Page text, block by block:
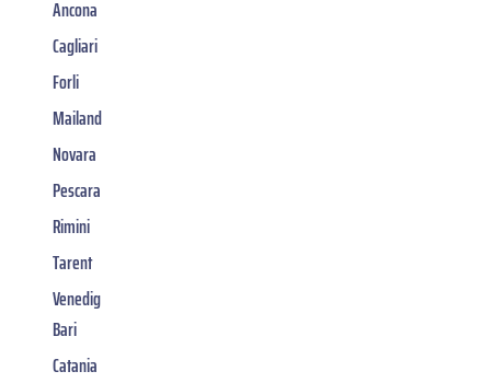
Ancona
Cagliari
Forli
Mailand
Novara
Pescara
Rimini
Tarent
Venedig
Bari
Catania